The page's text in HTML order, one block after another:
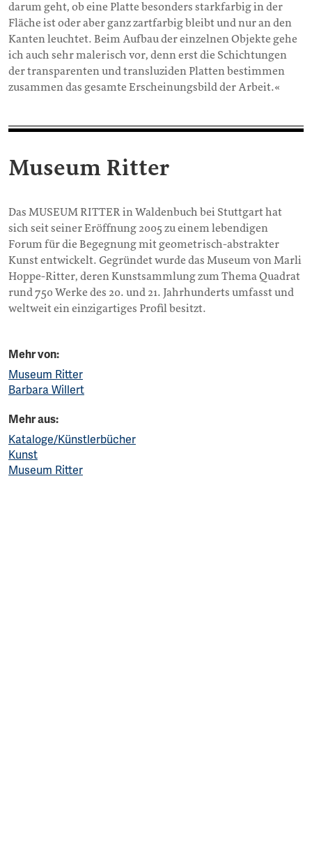
darum geht, ob eine Platte besonders starkfarbig in der
Fläche ist oder aber ganz zartfarbig bleibt und nur an den
Kanten leuchtet. Beim Aufbau der einzelnen Objekte gehe
ich auch sehr malerisch vor, denn erst die Schichtungen
der transparenten und transluziden Platten bestimmen
zusammen das gesamte Erscheinungsbild der Arbeit.«
Museum Ritter
Das MUSEUM RITTER in Waldenbuch bei Stuttgart hat
sich seit seiner Eröffnung 2005 zu einem lebendigen
Forum für die Begegnung mit geometrisch-abstrakter
Kunst entwickelt. Gegründet wurde das Museum von Marli
Hoppe-Ritter, deren Kunstsammlung zum Thema Quadrat
rund 750 Werke des 20. und 21. Jahrhunderts umfasst und
weltweit ein einzigartiges Profil besitzt.
Mehr von:
Museum Ritter
Barbara Willert
Mehr aus:
Kataloge/Künstlerbücher
Kunst
Museum Ritter